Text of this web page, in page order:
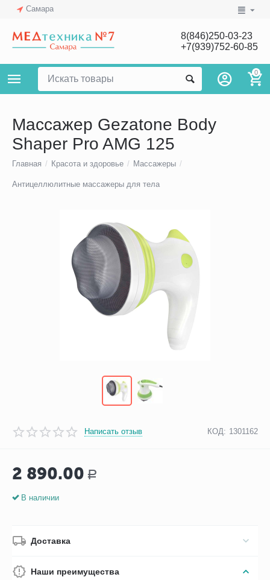
Самара
8(846)250-03-23
+7(939)752-60-85
0
Массажер Gezatone Body
Shaper Pro AMG 125
Главная / Красота и здоровье / Массажеры /
Антицеллюлитные массажеры для тела
Написать отзыв КОД: 1301162
2 890.00 Р
В наличии
Доставка
Наши преимущества